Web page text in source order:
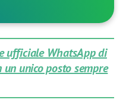
ufficiale WhatsApp di
unico posto sempre